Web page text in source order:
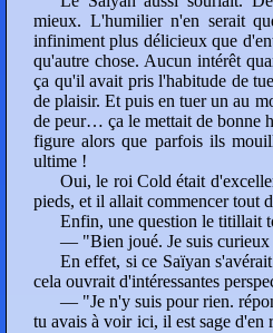
mieux. L'humilier n'en serait
infiniment plus délicieux que
qu'autre chose. Aucun intérêt
ça qu'il avait pris l'habitude de
de plaisir. Et puis en tuer un au
de peur… ça le mettait de bonne
figure alors que parfois ils
ultime !
Oui, le roi Cold était
pieds, et il allait commencer tout
Enfin, une question le titillait
— "Bien joué. Je suis
En effet, si ce Saïyan
cela ouvrait d'intéressantes
— "Je n'y suis pour rien.
tu avais à voir ici, il est sage d'en